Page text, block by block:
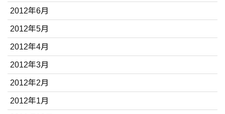
2012年6月
2012年5月
2012年4月
2012年3月
2012年2月
2012年1月